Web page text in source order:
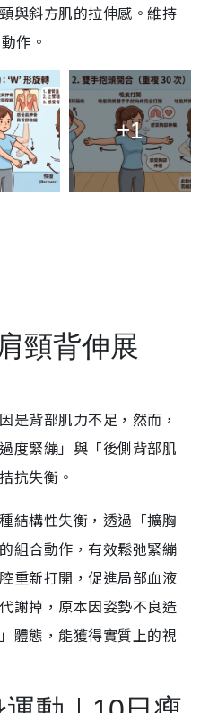
與斜方肌的拉伸感。維持
作。
+1
頸背伸展
是背部肌力不足，然而，
度緊繃」與「後側背部肌
抗失衡。
結構性失衡，透過「擴胸
組合動作，有效鬆弛緊繃
重新打開，促進局部血液
謝掉，原本因姿勢不良造
體態，能獲得實質上的視